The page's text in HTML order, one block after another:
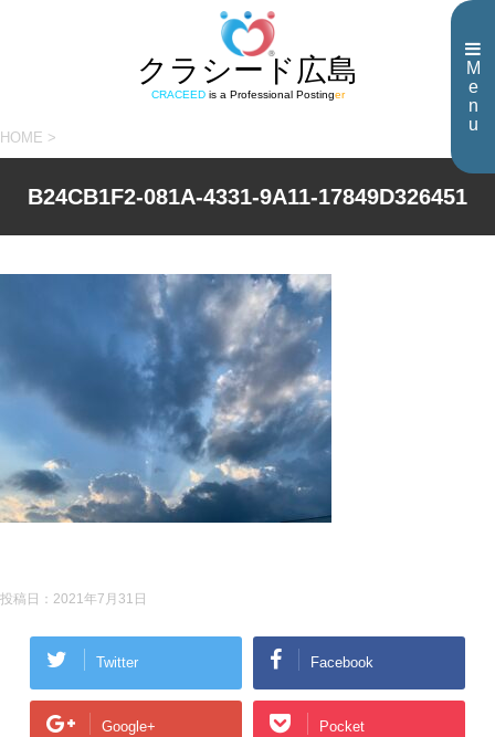
M
e
n
u
クラシード広島
CRACEEDis a Professional Postinger
HOME >
B24CB1F2-081A-4331-9A11-17849D326451
投稿日： 2021年7月31日
Twitter Facebook
Google+ Pocket